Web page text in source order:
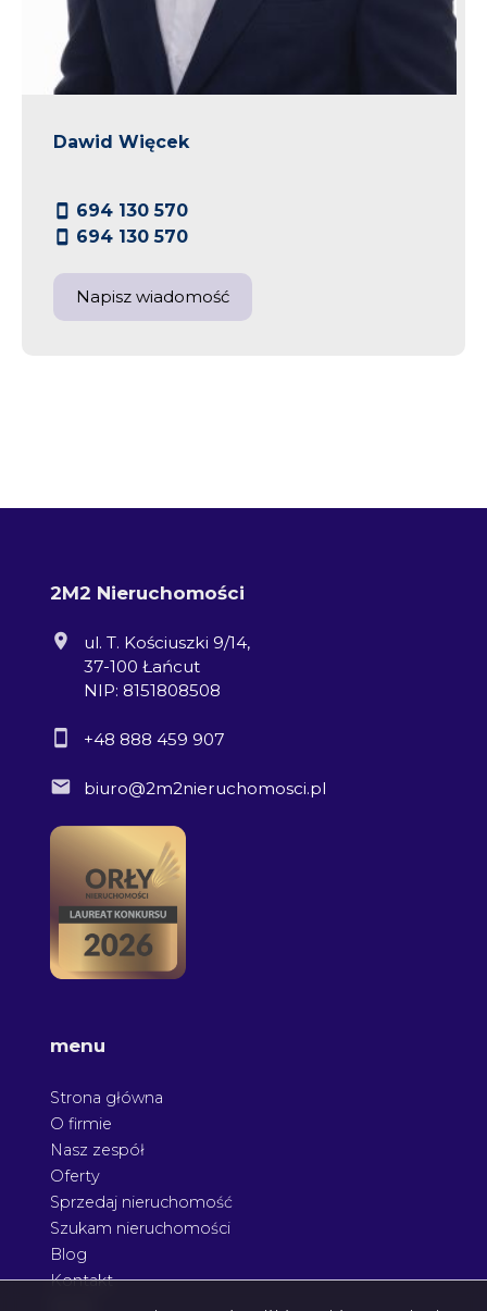
Dawid Więcek
694 130 570
694 130 570
Napisz wiadomość
2M2 Nieruchomości
ul. T. Kościuszki 9/14,
37-100 Łańcut
NIP: 8151808508
+48 888 459 907
biuro@2m2nieruchomosci.pl
menu
Strona główna
O firmie
Nasz zespół
Oferty
Sprzedaj nieruchomość
Szukam nieruchomości
Blog
Kontakt